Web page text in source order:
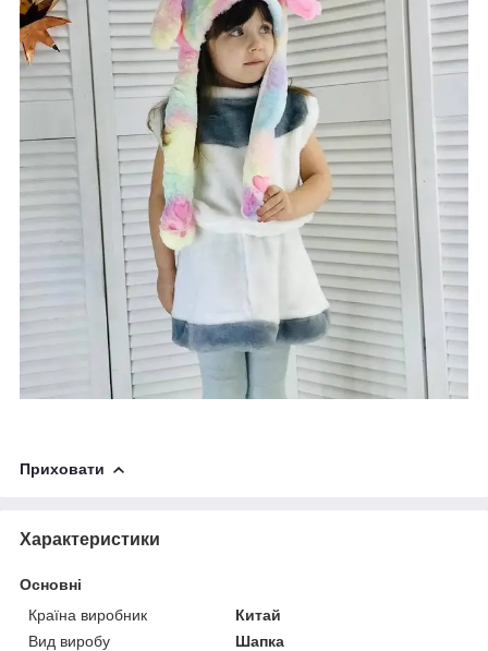
Приховати
Характеристики
Основні
Країна виробник
Китай
Вид виробу
Шапка